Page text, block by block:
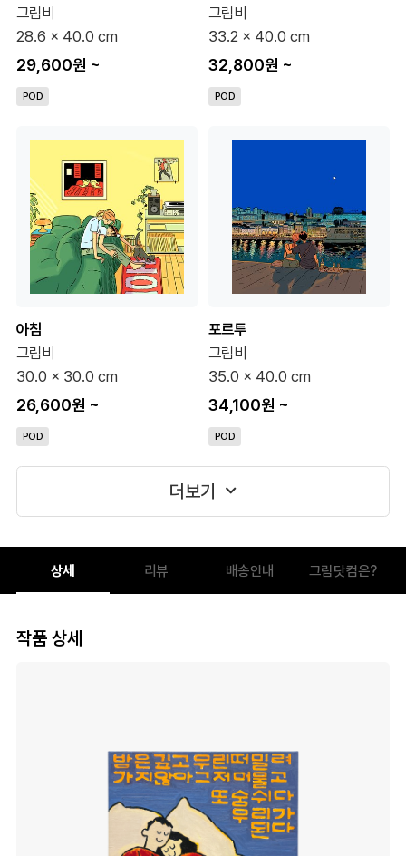
그림비
28.6 x 40.0 cm
29,600원 ~
POD
그림비
33.2 x 40.0 cm
32,800원 ~
POD
아침
그림비
30.0 x 30.0 cm
26,600원 ~
POD
포르투
그림비
35.0 x 40.0 cm
34,100원 ~
POD
더보기
상세 리뷰 배송안내 그림닷컴은?
작품 상세